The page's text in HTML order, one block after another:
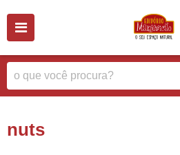
nuts